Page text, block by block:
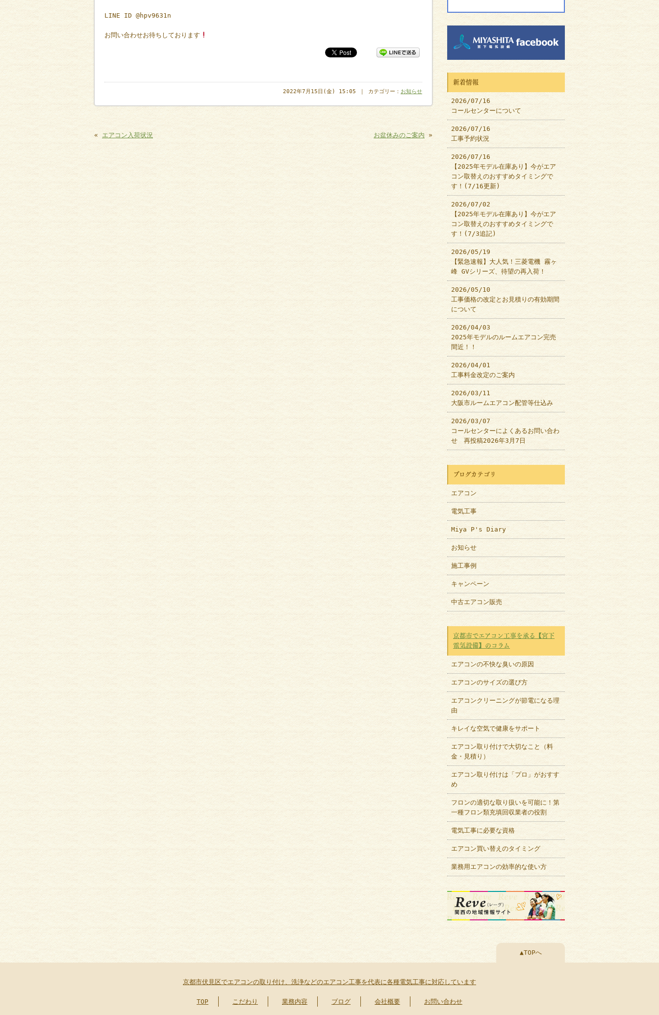
LINE ID @hpv9631n
お問い合わせお待ちしております
2022年7月15日(金) 15:05 ｜ カテゴリー： お知らせ
« エアコン入荷状況 お盆休みのご案内 »
新着情報
2026/07/16
コールセンターについて
2026/07/16
工事予約状況
2026/07/16
【2025年モデル在庫あり】今がエア
コン取替えのおすすめタイミングで
す！(7/16更新)
2026/07/02
【2025年モデル在庫あり】今がエア
コン取替えのおすすめタイミングで
す！(7/3追記)
2026/05/19
【緊急速報】大人気！三菱電機 霧ヶ
峰 GVシリーズ、待望の再入荷！
2026/05/10
工事価格の改定とお見積りの有効期間
について
2026/04/03
2025年モデルのルームエアコン完売
間近！！
2026/04/01
工事料金改定のご案内
2026/03/11
大阪市ルームエアコン配管等仕込み
2026/03/07
コールセンターによくあるお問い合わ
せ 再投稿2026年3月7日
ブログカテゴリ
エアコン
電気工事
Miya P's Diary
お知らせ
施工事例
キャンペーン
中古エアコン販売
京都市でエアコン工事を承る【宮下
電気設備】のコラム
エアコンの不快な臭いの原因
エアコンのサイズの選び方
エアコンクリーニングが節電になる理
由
キレイな空気で健康をサポート
エアコン取り付けで大切なこと（料
金・見積り）
エアコン取り付けは「プロ」がおすす
め
フロンの適切な取り扱いを可能に！第
一種フロン類充填回収業者の役割
電気工事に必要な資格
エアコン買い替えのタイミング
業務用エアコンの効率的な使い方
▲TOPへ
京都市伏見区でエアコンの取り付け、洗浄などのエアコン工事を代表に各種電気工事に対応しています
TOP こだわり 業務内容 ブログ 会社概要 お問い合わせ